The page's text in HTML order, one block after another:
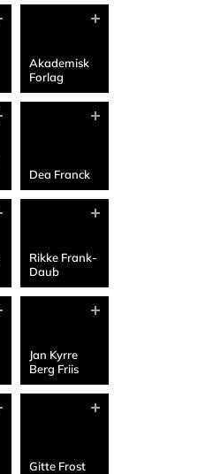
Akademisk
Forlag
Dea Franck
Rikke Frank-
Daub
Jan Kyrre
Berg Friis
Gitte Frost